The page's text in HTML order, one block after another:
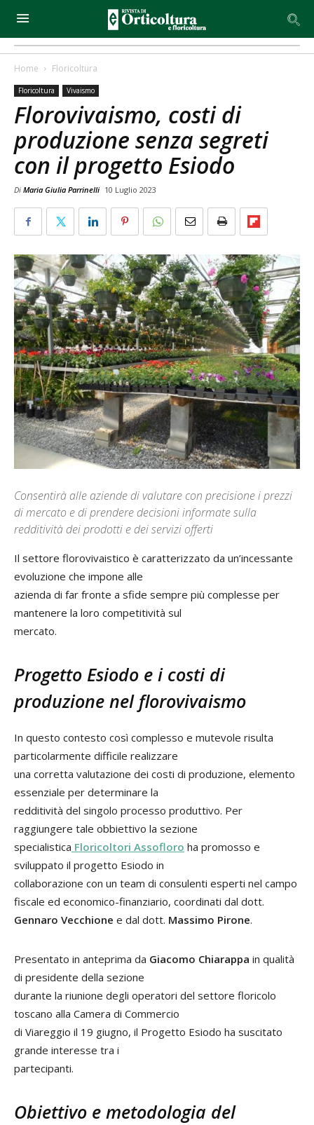
Home Floricoltura
Floricoltura Vivaismo
Florovivaismo, costi di
produzione senza segreti
con il progetto Esiodo
Di Maria Giulia Parrinelli 10 Luglio 2023
Consentirà alle aziende di valutare con precisione i prezzi
di mercato e di prendere decisioni informate sulla
redditività dei prodotti e dei servizi offerti
Il settore florovivaistico è caratterizzato da un’incessante
evoluzione che impone alle
azienda di far fronte a sfide sempre più complesse per
mantenere la loro competitività sul
mercato.
Progetto Esiodo e i costi di
produzione nel florovivaismo
In questo contesto così complesso e mutevole risulta
particolarmente difficile realizzare
una corretta valutazione dei costi di produzione, elemento
essenziale per determinare la
redditività del singolo processo produttivo. Per
raggiungere tale obbiettivo la sezione
specialistica Floricoltori Assofloro ha promosso e
sviluppato il progetto Esiodo in
collaborazione con un team di consulenti esperti nel campo
fiscale ed economico-finanziario, coordinati dal dott.
Gennaro Vecchione e dal dott. Massimo Pirone.
Presentato in anteprima da Giacomo Chiarappa in qualità
di presidente della sezione
durante la riunione degli operatori del settore floricolo
toscano alla Camera di Commercio
di Viareggio il 19 giugno, il Progetto Esiodo ha suscitato
grande interesse tra i
partecipanti.
Obiettivo e metodologia del